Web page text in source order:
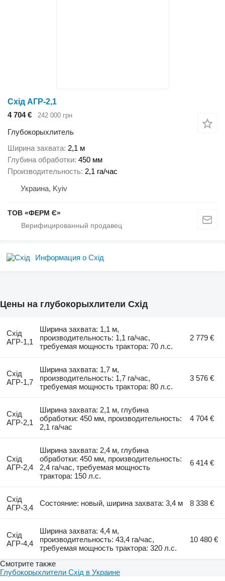
Схід АГР-2,1
4 704 €
242 000 грн
Глубокорыхлитель
Ширина захвата 2,1 м
Глубина обработки 450 мм
Производительность 2,1 га/час
Украина, Kyiv
ТОВ «ФЕРМ Є»
Информация о Схід
Цены на глубокорыхлители Схід
Схід
АГР-1,1
Ширина захвата: 1,1 м,
производительность: 1,1 га/час,
требуемая мощность трактора: 70 л.с.
2 779 €
Схід
АГР-1,7
Ширина захвата: 1,7 м,
производительность: 1,7 га/час,
требуемая мощность трактора: 80 л.с.
3 576 €
Схід
АГР-2,1
Ширина захвата: 2,1 м, глубина
обработки: 450 мм, производительность:
2,1 га/час
4 704 €
Схід
АГР-2,4
Ширина захвата: 2,4 м, глубина
обработки: 450 мм, производительность:
2,4 га/час, требуемая мощность
трактора: 150 л.с.
6 414 €
Схід
АГР-3,4
Состояние: новый, ширина захвата: 3,4 м 8 338 €
Схід
АГР-4,4
Ширина захвата: 4,4 м,
производительность: 43,4 га/час,
требуемая мощность трактора: 320 л.с.
10 480 €
Смотрите также
Глубокорыхлители Схід в Украине